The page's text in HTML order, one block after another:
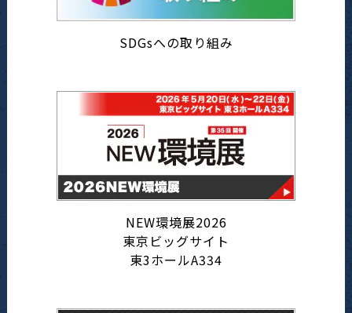
SDGsへの取り組み
NEW環境展2026
東京ビッグサイト
東3ホールA334